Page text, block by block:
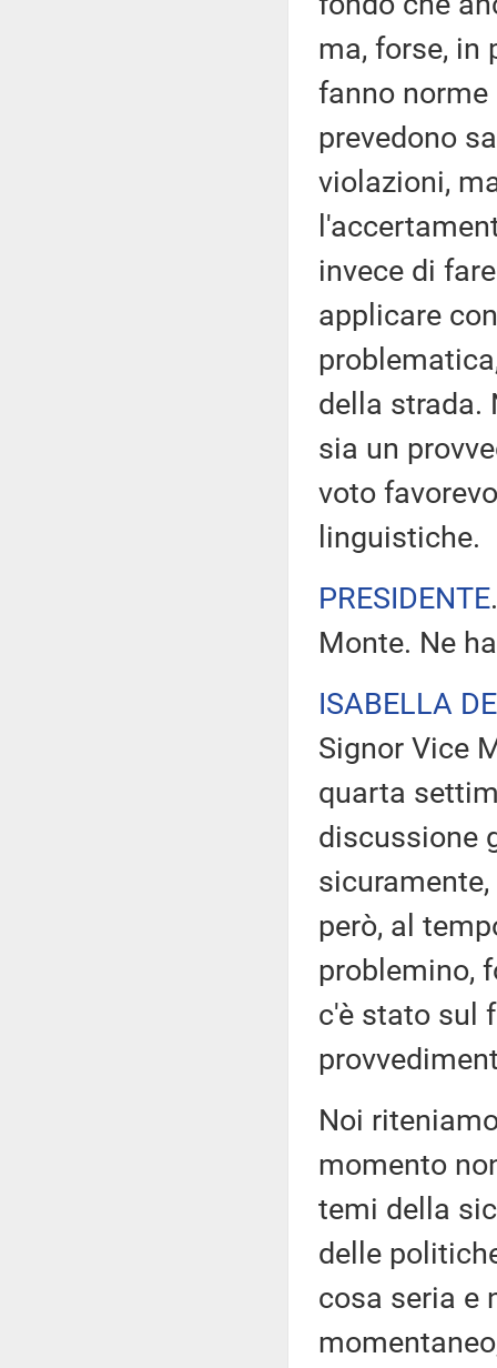
ma, forse, in
fanno
prevedono
violazioni,
invece di
applicare
della strada.
sia un
voto
linguistiche.
PRESIDENTE
Monte. Ne
ISABELLA
Signor Vice
quarta
discussione
però, al
problemino,
c'è stato sul
Noi
momento
temi della
delle
cosa seria e